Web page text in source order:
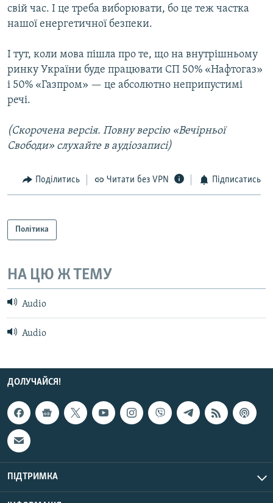
свій час. І це треба виборювати, бо це теж частка
нашої енергетичної безпеки.
І тут, коли мова пішла про те, що на внутрішньому
ринку України буде працювати СП 50% «Нафтогаз»
і 50% «Газпром» — це абсолютно неприпустимі
речі.
(Скорочена версія. Повну версію «Вечірньої
Свободи» слухайте в аудіозаписі)
Поділитись Читати без VPN Підписатись
Політика
НА ЦЮ Ж ТЕМУ
Audio
Audio
ДОЛУЧАЙСЯ!
ПІДТРИМКА